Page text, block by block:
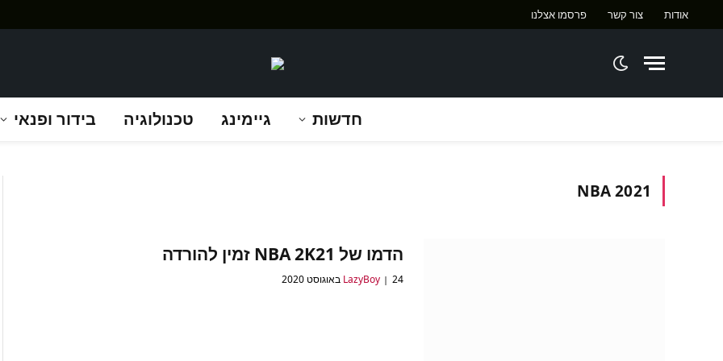
אודות צור קשר פרסמו אצלנו
חדשות גיימינג טכנולוגיה בידור ופנאי
NBA 2021
הדמו של NBA 2K21 זמין להורדה
LazyBoy 24 באוגוסט 2020